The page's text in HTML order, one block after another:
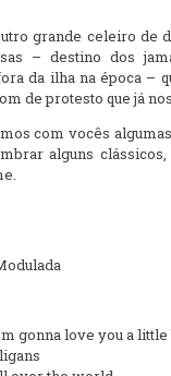
grande celeiro de
– destino dos
da ilha na época –
de protesto que já
com vocês
alguns
gonna love you a